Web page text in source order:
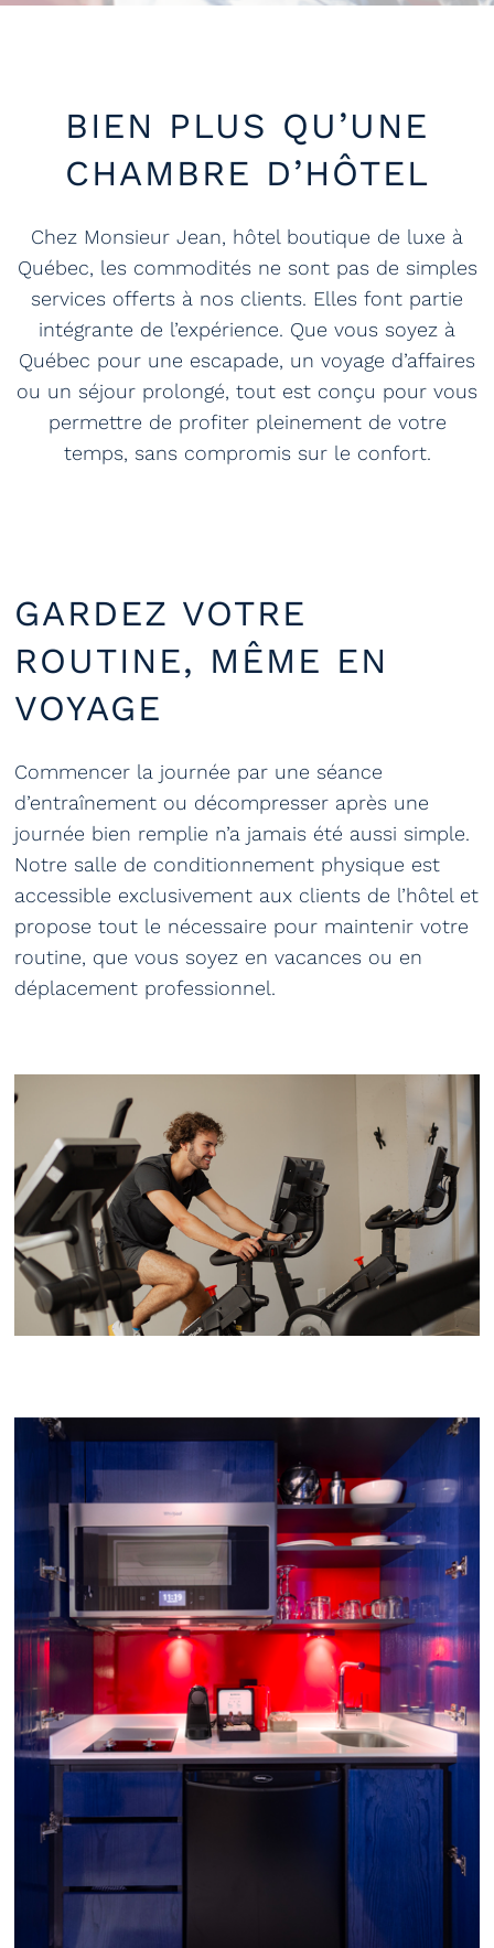
BIEN PLUS QU’UNE
CHAMBRE D’HÔTEL
Chez Monsieur Jean, hôtel boutique de luxe à
Québec, les commodités ne sont pas de simples
services offerts à nos clients. Elles font partie
intégrante de l’expérience. Que vous soyez à
Québec pour une escapade, un voyage d’affaires
ou un séjour prolongé, tout est conçu pour vous
permettre de profiter pleinement de votre
temps, sans compromis sur le confort.
GARDEZ VOTRE
ROUTINE, MÊME EN
VOYAGE
Commencer la journée par une séance
d’entraînement ou décompresser après une
journée bien remplie n’a jamais été aussi simple.
Notre salle de conditionnement physique est
accessible exclusivement aux clients de l’hôtel et
propose tout le nécessaire pour maintenir votre
routine, que vous soyez en vacances ou en
déplacement professionnel.